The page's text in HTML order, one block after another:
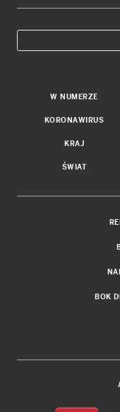
W NUMERZE
KORONAWIRUS
KRAJ
ŚWIAT
BOK